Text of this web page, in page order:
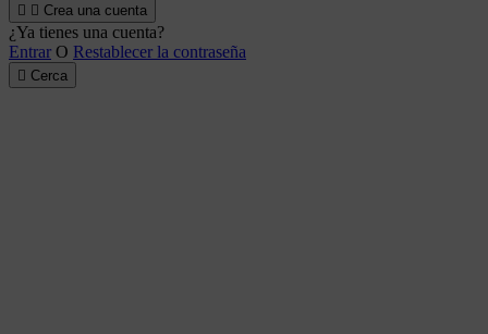
  Crea una cuenta
¿Ya tienes una cuenta?
Entrar O Restablecer la contraseña
 Cerca